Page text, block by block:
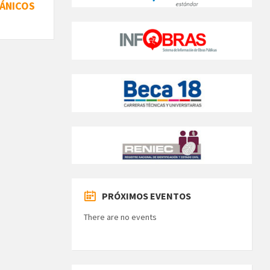
PRÓXIMOS EVENTOS
There are no events